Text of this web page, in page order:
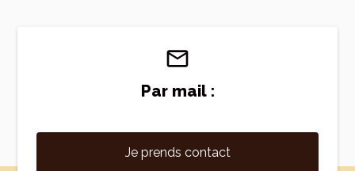
mail_outline
Par mail :
Je prends contact